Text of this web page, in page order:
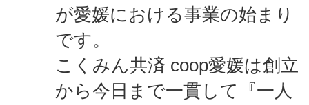
が愛媛における事業の始まり
です。
こくみん共済 coop愛媛は創立
から今日まで一貫して『一人